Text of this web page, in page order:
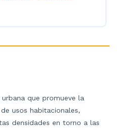
urbana que promueve la
usos habitacionales,
densidades en torno a las